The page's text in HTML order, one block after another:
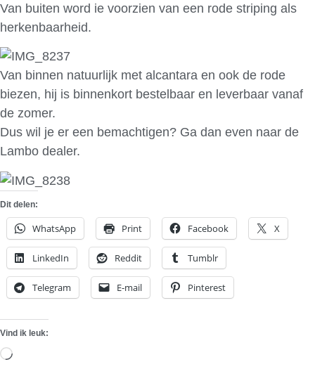
Van buiten word ie voorzien van een rode striping als
herkenbaarheid.
Van binnen natuurlijk met alcantara en ook de rode
biezen, hij is binnenkort bestelbaar en leverbaar vanaf
de zomer.
Dus wil je er een bemachtigen? Ga dan even naar de
Lambo dealer.
Dit delen:
WhatsApp Print Facebook X
LinkedIn Reddit Tumblr
Telegram E-mail Pinterest
Vind ik leuk:
Aan